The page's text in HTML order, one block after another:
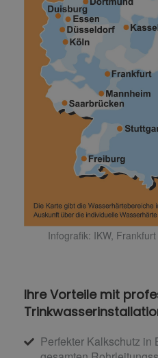
Infografik: IKW,
Ihre Vorteile mit
Perfekter Kalkschutz in